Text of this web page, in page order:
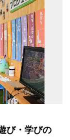
び・学びの